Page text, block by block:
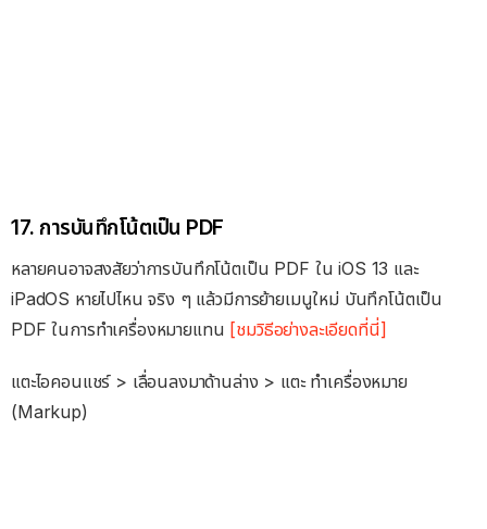
17. การบันทึกโน้ตเป็น PDF
หลายคนอาจสงสัยว่าการบันทึกโน้ตเป็น PDF ใน iOS 13 และ
iPadOS หายไปไหน จริง ๆ แล้วมีการย้ายเมนูใหม่ บันทึกโน้ตเป็น
PDF ในการทำเครื่องหมายแทน [ชมวิธีอย่างละเอียดที่นี่]
แตะไอคอนแชร์ > เลื่อนลงมาด้านล่าง > แตะ ทำเครื่องหมาย
(Markup)